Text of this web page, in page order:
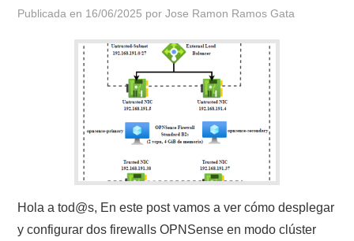
Publicada en 16/06/2025 porJose Ramon Ramos Gata
Hola a tod@s, En este post vamos a ver cómo desplegar
y configurar dos firewalls OPNSense en modo clúster